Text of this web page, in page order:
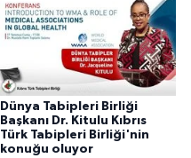
Dünya Tabipleri Birliği
Başkanı Dr. Kitulu Kıbrıs
Türk Tabipleri Birliği'nin
konuğu oluyor